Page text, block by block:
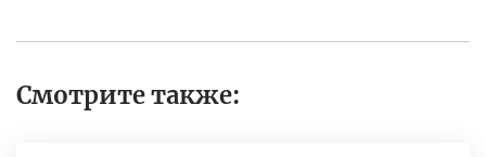
Смотрите также: